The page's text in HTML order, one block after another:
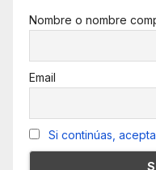
Nombre o nombre
Email
Si continúas,